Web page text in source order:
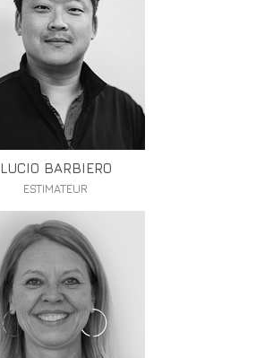
LUCIO BARBIERO
ESTIMATEUR